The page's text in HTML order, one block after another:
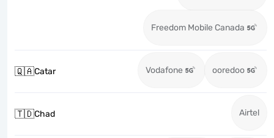
Freedom Mobile Canada
🇶🇦Catar Vodafone ooredoo
🇹🇩Chad Airtel